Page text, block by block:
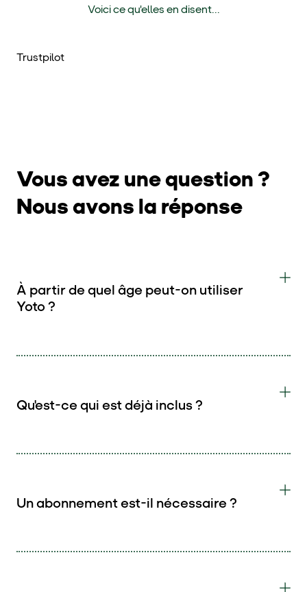
Voici ce qu'elles en disent...
Trustpilot
Vous avez une question ?
Nous avons la réponse
À partir de quel âge peut-on utiliser
Yoto ?
Qu'est-ce qui est déjà inclus ?
Un abonnement est-il nécessaire ?